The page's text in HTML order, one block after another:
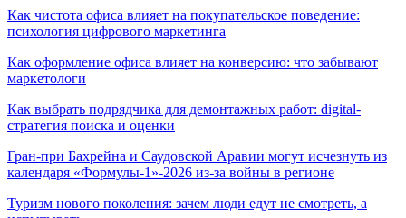
Как чистота офиса влияет на покупательское поведение:
психология цифрового маркетинга
Как оформление офиса влияет на конверсию: что забывают
маркетологи
Как выбрать подрядчика для демонтажных работ: digital-
стратегия поиска и оценки
Гран-при Бахрейна и Саудовской Аравии могут исчезнуть из
календаря «Формулы-1»-2026 из-за войны в регионе
Туризм нового поколения: зачем люди едут не смотреть, а